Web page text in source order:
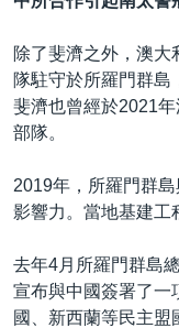
除了斐濟之外，澳
隊駐守於所羅門群島
斐濟也曾經於2021
部隊。
2019年，所羅門群
影響力。當地基建工
去年4月所羅門群島
宣布與中國簽署了一
國、新西蘭等民主盟